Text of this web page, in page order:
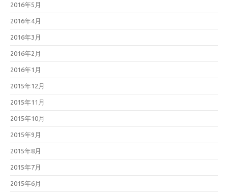
2016年5月
2016年4月
2016年3月
2016年2月
2016年1月
2015年12月
2015年11月
2015年10月
2015年9月
2015年8月
2015年7月
2015年6月